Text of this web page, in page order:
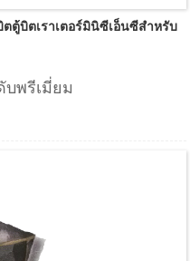
ตตู้บิตเราเตอร์มินิซีเอ็นซีสำหรับ
พรีเมี่ยม
ยี่ยม
เราเตอร์ CNC, เครื่อง
จุดต่อจุดสำหรับการริป,
เตอร์ และแอปพลิเคชัน